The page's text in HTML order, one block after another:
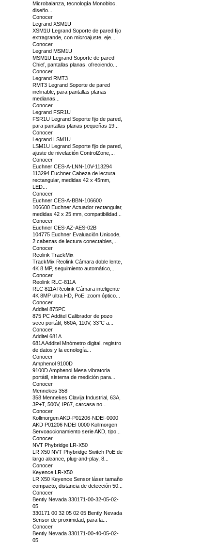
Microbalanza, tecnología Monobloc,
diseño...
Conocer
Legrand XSM1U
XSM1U Legrand Soporte de pared fijo
extragrande, con microajuste, eje...
Conocer
Legrand MSM1U
MSM1U Legrand Soporte de pared
Chief, pantallas planas, ofreciendo...
Conocer
Legrand RMT3
RMT3 Legrand Soporte de pared
inclinable, para pantallas planas
medianas...
Conocer
Legrand FSR1U
FSR1U Legrand Soporte fijo de pared,
para pantallas planas pequeñas 19...
Conocer
Legrand LSM1U
LSM1U Legrand Soporte fijo de pared,
ajuste de nivelación ControlZone,...
Conocer
Euchner CES-A-LNN-10V-113294
113294 Euchner Cabeza de lectura
rectangular, medidas 42 x 45mm,
LED...
Conocer
Euchner CES-A-BBN-106600
106600 Euchner Actuador rectangular,
medidas 42 x 25 mm, compatibilidad...
Conocer
Euchner CES-AZ-AES-02B
104775 Euchner Evaluación Unicode,
2 cabezas de lectura conectables,...
Conocer
Reolink TrackMix
TrackMix Reolink Cámara doble lente,
4K 8 MP, seguimiento automático,...
Conocer
Reolink RLC-811A
RLC 811A Reolink Cámara inteligente
4K 8MP ultra HD, PoE, zoom óptico...
Conocer
Additel 875PC
875 PC Additel Calibrador de pozo
seco portátil, 660A, 110V, 33°C a...
Conocer
Additel 681A
681A Additel Mnómetro digital, registro
de datos y la ecnología...
Conocer
Amphenol 9100D
9100D Amphenol Mesa vibratoria
portátil, sistema de medición para...
Conocer
Mennekes 358
358 Mennekes Clavija Industrial, 63A,
3P+T, 500V, IP67, carcasa no...
Conocer
Kollmorgen AKD-P01206-NDEI-0000
AKD P01206 NDEI 0000 Kollmorgen
Servoaccionamiento serie AKD, tipo...
Conocer
NVT Phybridge LR-X50
LR X50 NVT Phybridge Switch PoE de
largo alcance, plug-and-play, 8...
Conocer
Keyence LR-X50
LR X50 Keyence Sensor láser tamaño
compacto, distancia de detección 50...
Conocer
Bently Nevada 330171-00-32-05-02-
05
330171 00 32 05 02 05 Bently Nevada
Sensor de proximidad, para la...
Conocer
Bently Nevada 330171-00-40-05-02-
05